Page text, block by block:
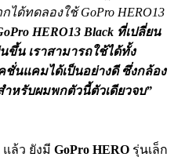
กได้ทดลองใช้GoPro HERO13
HERO13 Black ที่เปลี่ยน
ขึ้น เราสามารถใช้ได้ทั้ง
นแคมได้เป็นอย่างดี ซึ่งกล้อง
หรับผมพกตัวนี้ตัวเดียวจบ”
แล้ว ยังมี GoPro HERO รุ่นเล็ก